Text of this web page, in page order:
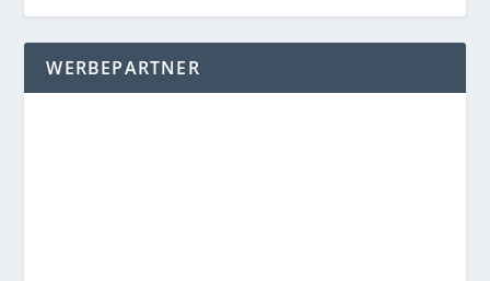
WERBEPARTNER